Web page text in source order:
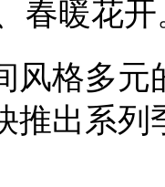
风格多
推出系